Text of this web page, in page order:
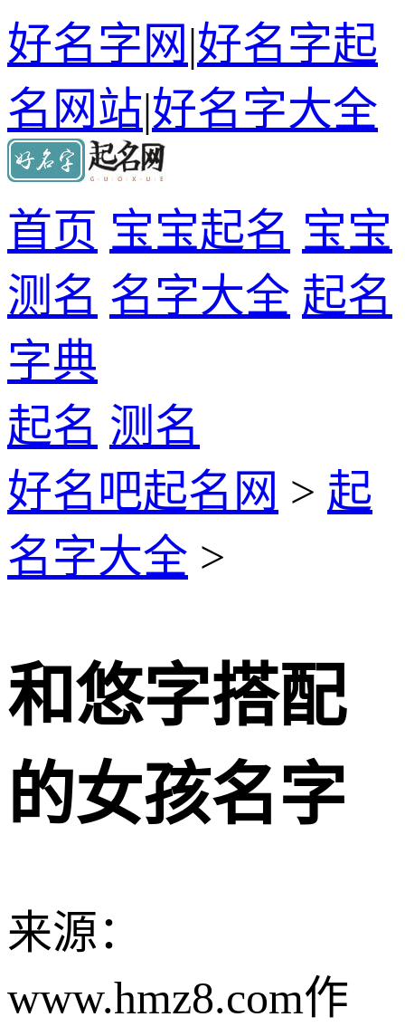
好名字网|好名字起
名网站|好名字大全
首页 宝宝起名 宝宝
测名 名字大全 起名
字典
起名 测名
好名吧起名网 > 起
名字大全 >
和悠字搭配
的女孩名字
来源：
www.hmz8.com作